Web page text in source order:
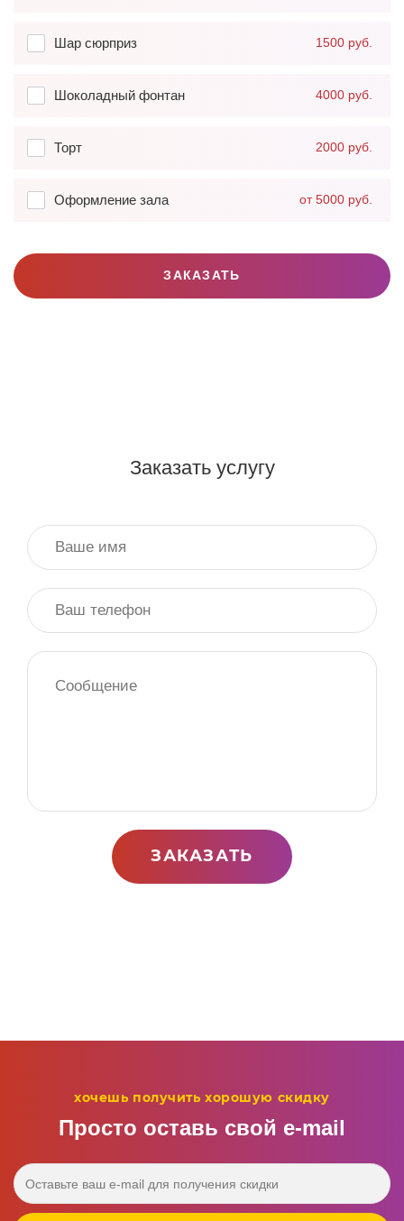
Шар сюрприз 1500 руб.
Шоколадный фонтан 4000 руб.
Торт 2000 руб.
Оформление зала от 5000 руб.
ЗАКАЗАТЬ
Заказать услугу
ЗАКАЗАТЬ
хочешь получить хорошую скидку
Просто оставь свой e‑mail